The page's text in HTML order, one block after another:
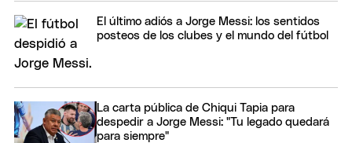
El último adiós a Jorge Messi: los sentidos
posteos de los clubes y el mundo del fútbol
La carta pública de Chiqui Tapia para
despedir a Jorge Messi: "Tu legado quedará
para siempre"